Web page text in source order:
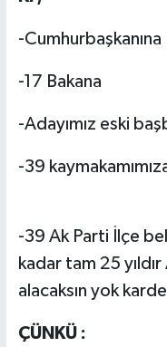
-Cumhurbaşkanına
-17 Bakana
-Adayımız eski
-39
-39 Ak Parti İlçe
kadar tam 25
alacaksın yok
ÇÜNKÜ :